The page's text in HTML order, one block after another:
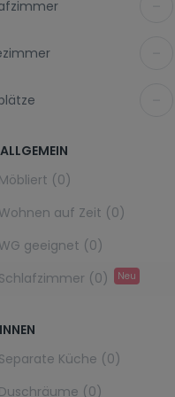
ALLGEMEIN
Möbliert (0)
Wohnen auf Zeit (0)
WG geeignet (0)
Schlafzimmer (0)
Neu
INNEN
Separate Küche (0)
Duschräume (0)